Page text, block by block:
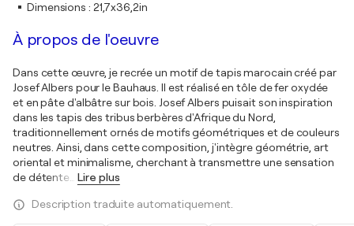
Dimensions : 21,7x36,2in
À propos de l'oeuvre
Dans cette œuvre, je recrée un motif de tapis marocain créé par
Josef Albers pour le Bauhaus. Il est réalisé en tôle de fer oxydée
et en pâte d'albâtre sur bois. Josef Albers puisait son inspiration
dans les tapis des tribus berbères d'Afrique du Nord,
traditionnellement ornés de motifs géométriques et de couleurs
neutres. Ainsi, dans cette composition, j'intègre géométrie, art
oriental et minimalisme, cherchant à transmettre une sensation
de détente… Lire plus
Description traduite automatiquement.